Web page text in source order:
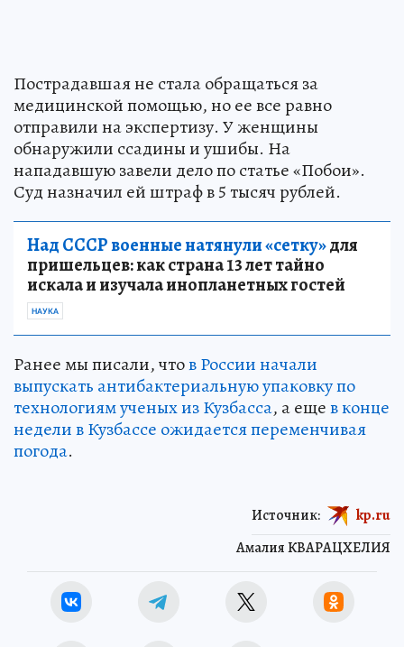
Пострадавшая не стала обращаться за
медицинской помощью, но ее все равно
отправили на экспертизу. У женщины
обнаружили ссадины и ушибы. На
нападавшую завели дело по статье «Побои».
Суд назначил ей штраф в 5 тысяч рублей.
Над СССР военные натянули «сетку»для
пришельцев: как страна 13 лет тайно
искала и изучала инопланетных гостей
НАУКА
Ранее мы писали, чтов России начали
выпускать антибактериальную упаковку по
технологиям ученых из Кузбасса, а ещев конце
недели в Кузбассе ожидается переменчивая
погода.
Амалия КВАРАЦХЕЛИЯ
Источник: kp.ru